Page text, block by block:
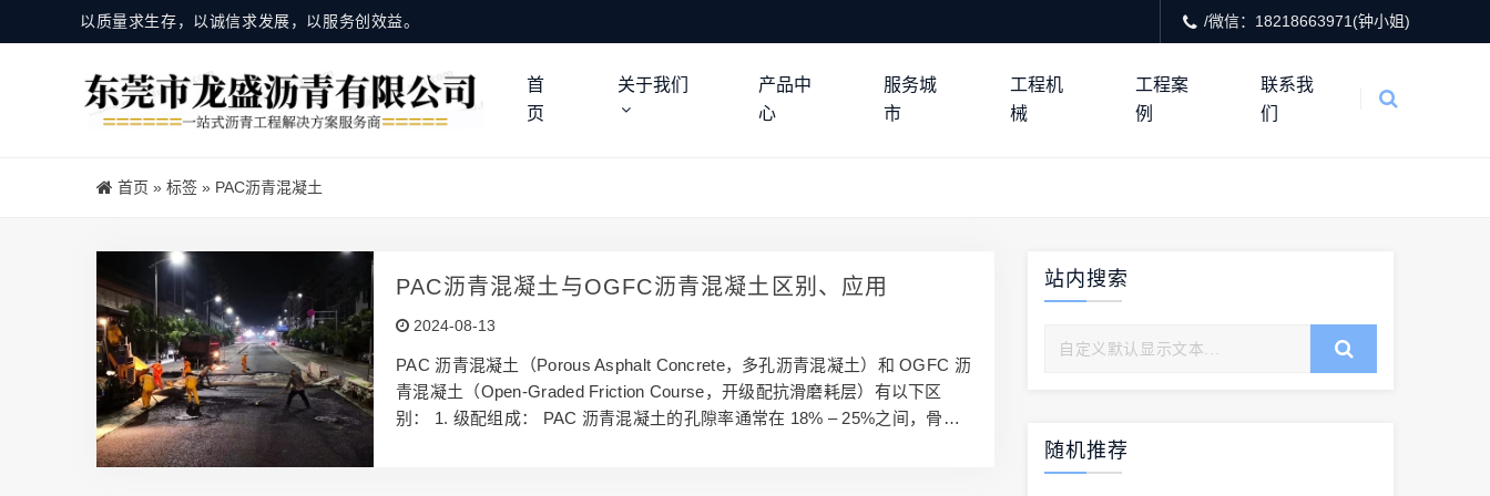
以质量求生存，以诚信求发展，以服务创效益。 /微信：18218663971(钟小姐)
首
页
关于我们
产品中
心
服务城
市
工程机
械
工程案
例
联系我
们
首页 » 标签 » PAC沥青混凝土
PAC沥青混凝土与OGFC沥青混凝土区别、应用
2024-08-13
PAC 沥青混凝土（Porous Asphalt Concrete，多孔沥青混凝土）和 OGFC 沥
青混凝土（Open-Graded Friction Course，开级配抗滑磨耗层）有以下区
别： 1. 级配组成： PAC 沥青混凝土的孔隙率通常在 18% – 25%之间，骨料
站内搜索
随机推荐